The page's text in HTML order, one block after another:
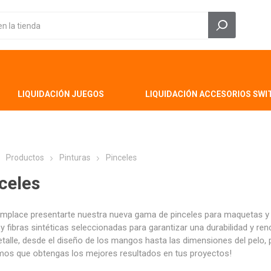
LIQUIDACIÓN JUEGOS LIQUIDACIÓN ACCESORIOS
Productos Pinturas Pinceles
presentarte nuestra nueva gama de pinceles para maquetas
fibras sintéticas seleccionadas para garantizar una durabilidad y
desde el diseño de los mangos hasta las dimensiones del pelo,
que obtengas los mejores resultados en tus proyectos!